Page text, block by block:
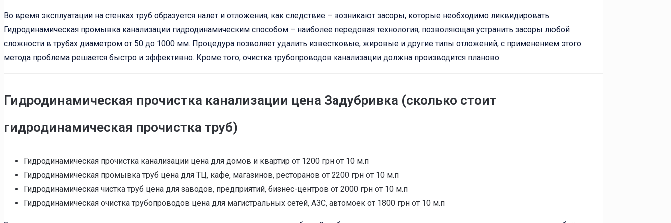
Во время эксплуатации на стенках труб образуется налет и отложения, как следствие – возникают засоры, которые необходимо ликвидировать.
Гидродинамическая промывка канализации гидродинамическим способом – наиболее передовая технология, позволяющая устранить засоры любой
сложности в трубах диаметром от 50 до 1000 мм. Процедура позволяет удалить известковые, жировые и другие типы отложений, с применением этого
метода проблема решается быстро и эффективно. Кроме того, очистка трубопроводов канализации должна производится планово.
Гидродинамическая прочистка канализации цена Задубривка (сколько стоит
гидродинамическая прочистка труб)
Гидродинамическая прочистка канализации цена для домов и квартир от 1200 грн от 10 м.п
Гидродинамическая промывка труб цена для ТЦ, кафе, магазинов, ресторанов от 2200 грн от 10 м.п
Гидродинамическая чистка труб цена для заводов, предприятий, бизнес-центров от 2000 грн от 10 м.п
Гидродинамическая очистка трубопроводов цена для магистральных сетей, АЗС, автомоек от 1800 грн от 10 м.п